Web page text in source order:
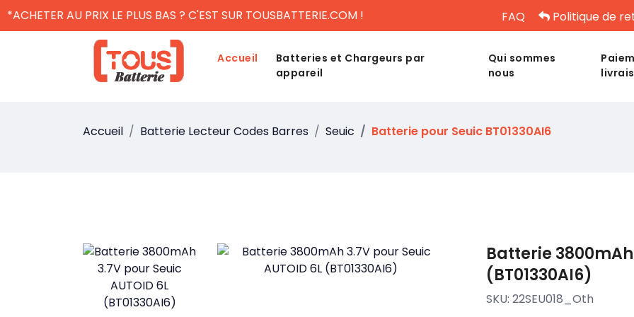
*ACHETER AU PRIX LE PLUS BAS ? C'EST SUR TOUSBATTERIE.COM ! FAQ Politique de
Accueil
Batteries et Chargeurs par
appareil
Qui sommes
nous
Accueil Batterie Lecteur Codes Barres Seuic Batterie pour Seuic BT01330AI6
Batterie 3800mAh
(BT01330AI6)
SKU: 22SEU018_Oth